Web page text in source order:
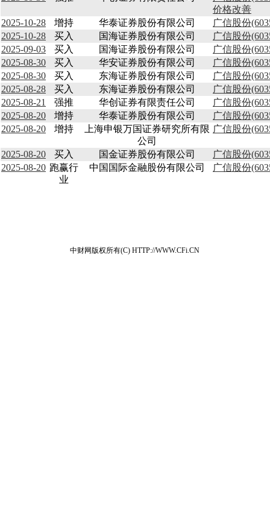
价格改善
2025-10-28
增持 华泰证券股份有限公司
广信股份
2025-10-28
买入 国海证券股份有限公司
广信股份
2025-09-03
买入 国海证券股份有限公司
广信股份
2025-08-30
买入 华安证券股份有限公司
广信股份
2025-08-30
买入 东海证券股份有限公司
广信股份
2025-08-28
买入 东海证券股份有限公司
广信股份
2025-08-21
强推 华创证券有限责任公司
广信股份
2025-08-20
增持 华泰证券股份有限公司
广信股份
2025-08-20
增持
上海申银万国证券研究所有限
公司
广信股份
2025-08-20 买入 国金证券股份有限公司
广信股份
2025-08-20 跑赢行
业
中国国际金融股份有限公司 广信股份
中财网版权所有(C) HTTP://WWW.CFi.CN